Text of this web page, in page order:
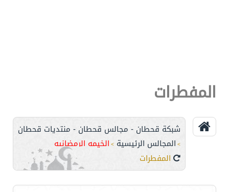
المفطرات
شبكة قحطان - مجالس قحطان - منتديات قحطان
> المجالس الرئيسية > الخيمه الرمضانيه
المفطرات